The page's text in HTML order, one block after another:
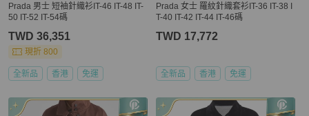
Prada 男士 短袖針織衫IT-46 IT-48 IT-
50 IT-52 IT-54碼
TWD 36,351
現折 800
全新品 香港 免運
Prada 女士 羅紋針織套衫IT-36 IT-38 I
T-40 IT-42 IT-44 IT-46碼
TWD 17,772
全新品 香港 免運